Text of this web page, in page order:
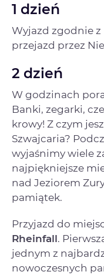
1 dzień
Wyjazd zgodnie z
przejazd przez
2 dzień
W godzinach
Banki, zegarki,
krowy! Z czym
Szwajcaria?
wyjaśnimy wiele
najpiękniejsze
nad Jeziorem
pamiątek.
Przyjazd do
Rheinfall.
jednym z
nowoczesnych